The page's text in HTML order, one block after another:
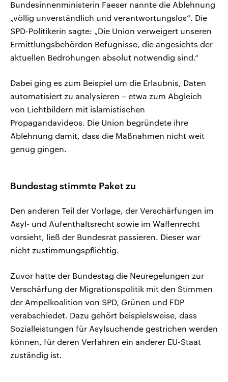
Bundesinnenministerin Faeser nannte die Ablehnung
„völlig unverständlich und verantwortungslos“. Die
SPD-Politikerin sagte: „Die Union verweigert unseren
Ermittlungsbehörden Befugnisse, die angesichts der
aktuellen Bedrohungen absolut notwendig sind.“
Dabei ging es zum Beispiel um die Erlaubnis, Daten
automatisiert zu analysieren – etwa zum Abgleich
von Lichtbildern mit islamistischen
Propagandavideos. Die Union begründete ihre
Ablehnung damit, dass die Maßnahmen nicht weit
genug gingen.
Bundestag stimmte Paket zu
Den anderen Teil der Vorlage, der Verschärfungen im
Asyl- und Aufenthaltsrecht sowie im Waffenrecht
vorsieht, ließ der Bundesrat passieren. Dieser war
nicht zustimmungspflichtig.
Zuvor hatte der Bundestag die Neuregelungen zur
Verschärfung der Migrationspolitik mit den Stimmen
der Ampelkoalition von SPD, Grünen und FDP
verabschiedet. Dazu gehört beispielsweise, dass
Sozialleistungen für Asylsuchende gestrichen werden
können, für deren Verfahren ein anderer EU-Staat
zuständig ist.